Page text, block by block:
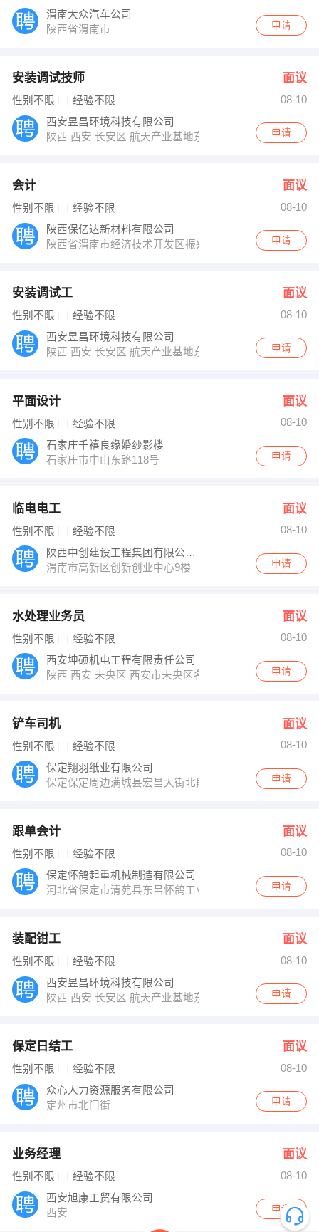
渭南大众汽车公司
陕西省渭南市
申请
安装调试技师 面议
性别不限 经验不限
08-10
西安昱昌环境科技有限公司
陕西 西安 长安区 航天产业基地东长安街501号
申请
会计 面议
性别不限 经验不限
08-10
陕西保亿达新材料有限公司
陕西省渭南市经济技术开发区振兴大道西侧
申请
安装调试工 面议
性别不限 经验不限
08-10
西安昱昌环境科技有限公司
陕西 西安 长安区 航天产业基地东长安街501号
申请
平面设计 面议
性别不限 经验不限
08-10
石家庄千禧良缘婚纱影楼
石家庄市中山东路118号
申请
临电电工 面议
性别不限 经验不限
08-10
陕西中创建设工程集团有限公司（渭南分公司
渭南市高新区创新创业中心9楼
申请
水处理业务员 面议
性别不限 经验不限
08-10
西安坤硕机电工程有限责任公司
陕西 西安 未央区 西安市未央区名京九合院6号楼2单元
申请
铲车司机 面议
性别不限 经验不限
08-10
保定翔羽纸业有限公司
保定保定周边满城县宏昌大街北段
申请
跟单会计 面议
性别不限 经验不限
08-10
保定怀鸽起重机械制造有限公司
河北省保定市清苑县东吕怀鸽工业园区
申请
装配钳工 面议
性别不限 经验不限
08-10
西安昱昌环境科技有限公司
陕西 西安 长安区 航天产业基地东长安街501号
申请
保定日结工 面议
性别不限 经验不限
08-10
众心人力资源服务有限公司
定州市北门街
申请
业务经理 面议
性别不限 经验不限
08-10
西安旭康工贸有限公司
西安
申请